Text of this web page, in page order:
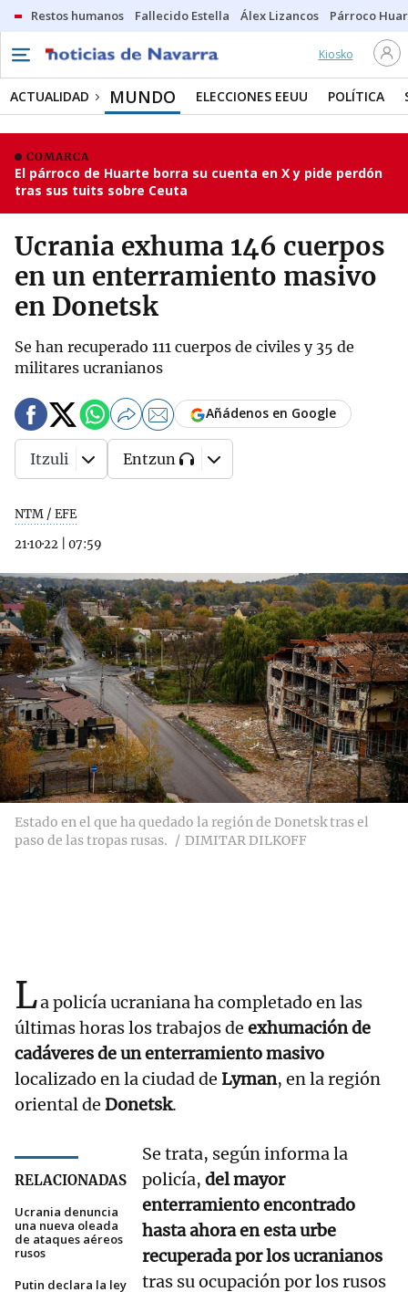
Restos humanos Fallecido Estella Álex Lizancos Párroco
Kiosko
ACTUALIDAD MUNDO ELECCIONES EEUU POLÍTICA
COMARCA
El párroco de Huarte borra su cuenta en X y pide perdón
tras sus tuits sobre Ceuta
Ucrania exhuma 146 cuerpos
en un enterramiento masivo
en Donetsk
Se han recuperado 111 cuerpos de civiles y 35 de
militares ucranianos
NTM / EFE
21·10·22
07:59
Añádenos en Google
Itzuli Entzun
Estado en el que ha quedado la región de Donetsk tras el
paso de las tropas rusas.
DIMITAR DILKOFF
La policía ucraniana ha completado en las
últimas horas los trabajos de exhumación de
cadáveres de un enterramiento masivo
localizado en la ciudad de Lyman, en la región
oriental de Donetsk.
RELACIONADAS
Ucrania denuncia
una nueva oleada
de ataques aéreos
rusos
Putin declara la ley
Se trata, según informa la
policía, del mayor
enterramiento encontrado
hasta ahora en esta urbe
recuperada por los ucranianos
tras su ocupación por los rusos